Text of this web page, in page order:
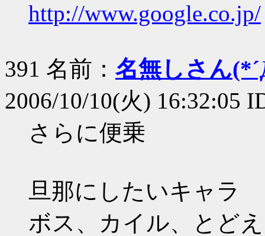
http://www.google.co.jp/
391 名前： 名無しさん
2006/10/10(火) 16:32:05
さらに便乗
旦那にしたいキャラ
ボス、カイル、とど